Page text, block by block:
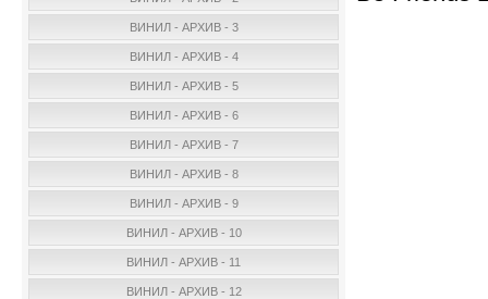
ВИНИЛ - АРХИВ - 3
ВИНИЛ - АРХИВ - 4
ВИНИЛ - АРХИВ - 5
ВИНИЛ - АРХИВ - 6
ВИНИЛ - АРХИВ - 7
ВИНИЛ - АРХИВ - 8
ВИНИЛ - АРХИВ - 9
ВИНИЛ - АРХИВ - 10
ВИНИЛ - АРХИВ - 11
ВИНИЛ - АРХИВ - 12